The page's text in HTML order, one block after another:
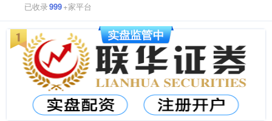
已收录999+家平台